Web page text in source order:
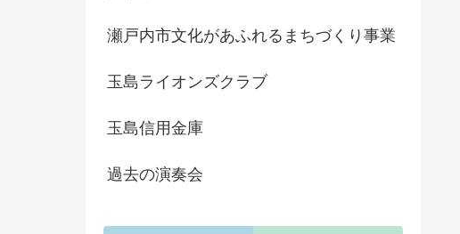
瀬戸内市文化があふれるまちづくり事業
玉島ライオンズクラブ
玉島信用金庫
過去の演奏会